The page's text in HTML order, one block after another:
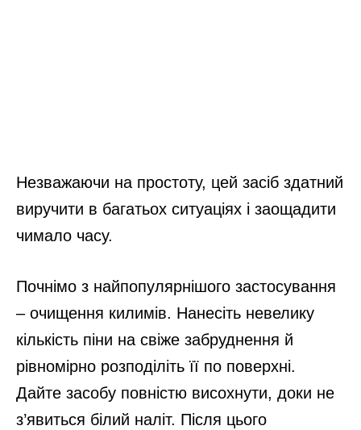
Незважаючи на простоту, цей засіб здатний
виручити в багатьох ситуаціях і заощадити
чимало часу.
Почнімо з найпопулярнішого застосування
– очищення килимів. Нанесіть невелику
кількість піни на свіже забруднення й
рівномірно розподіліть її по поверхні.
Дайте засобу повністю висохнути, доки не
з’явиться білий наліт. Після цього